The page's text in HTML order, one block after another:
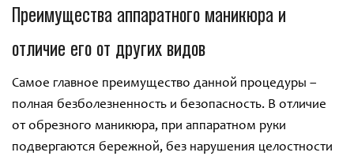
Преимущества аппаратного маникюра и
отличие его от других видов
Самое главное преимущество данной процедуры –
полная безболезненность и безопасность. В отличие
от обрезного маникюра, при аппаратном руки
подвергаются бережной, без нарушения целостности